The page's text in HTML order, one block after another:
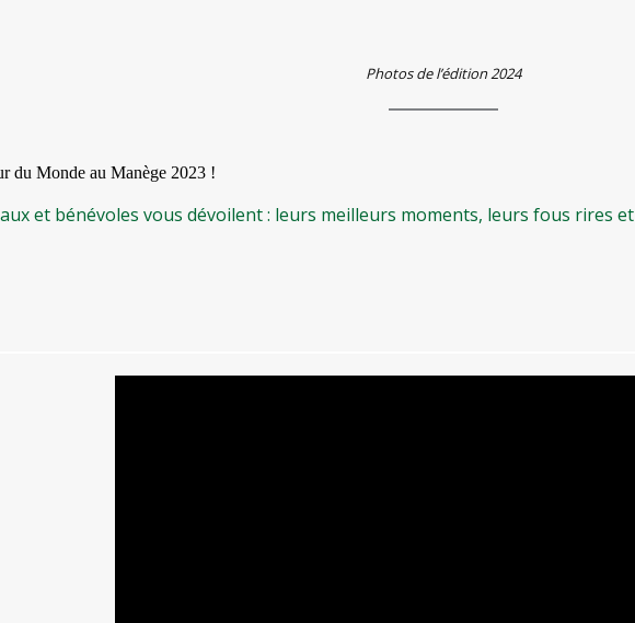
Photos de l’édition 2024
du Monde au Manège 2023 !
et bénévoles vous dévoilent : leurs meilleurs moments, leurs fous rires et